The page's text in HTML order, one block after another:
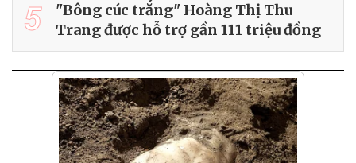
5
"Bông cúc trắng" Hoàng Thị Thu
Trang được hỗ trợ gần 111 triệu đồng